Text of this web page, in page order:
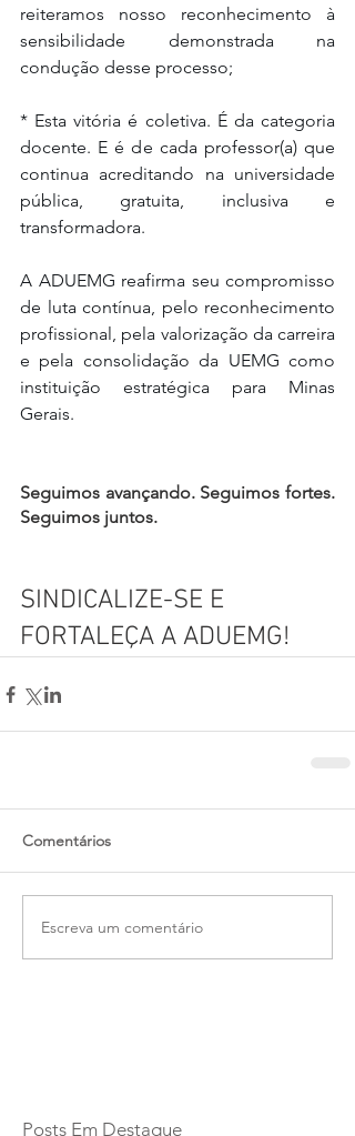
reiteramos nosso reconhecimento à
sensibilidade demonstrada na
condução desse processo;
* Esta vitória é coletiva. É da categoria
docente. E é de cada professor(a) que
continua acreditando na universidade
pública, gratuita, inclusiva e
transformadora.
A ADUEMG reafirma seu compromisso
de luta contínua, pelo reconhecimento
profissional, pela valorização da carreira
e pela consolidação da UEMG como
instituição estratégica para Minas
Gerais.
Seguimos avançando. Seguimos fortes.
Seguimos juntos.
SINDICALIZE-SE E
FORTALEÇA A ADUEMG!
Comentários
Escreva um comentário
Posts Em Destaque